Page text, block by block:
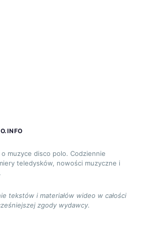
muzyce disco polo. Codziennie
teledysków, nowości muzyczne i
tekstów i materiałów wideo w całości
zgody wydawcy.